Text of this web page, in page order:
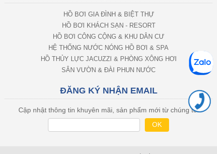
HỒ BƠI GIA ĐÌNH & BIỆT THỰ
HỒ BƠI KHÁCH SẠN - RESORT
HỒ BƠI CÔNG CỘNG & KHU DÂN CƯ
HỆ THỐNG NƯỚC NÓNG HỒ BƠI & SPA
HỒ THỦY LỰC JACUZZI & PHÒNG XÔNG HƠI
SÂN VƯỜN & ĐÀI PHUN NƯỚC
ĐĂNG KÝ NHẬN EMAIL
Cập nhật thông tin khuyên mãi, sản phẩm mới từ chúng tôi